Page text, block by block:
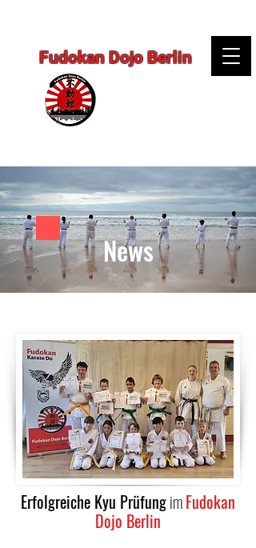
Fudokan Dojo Berlin
News
Erfolgreiche Kyu PrüfungimFudokan
Dojo Berlin